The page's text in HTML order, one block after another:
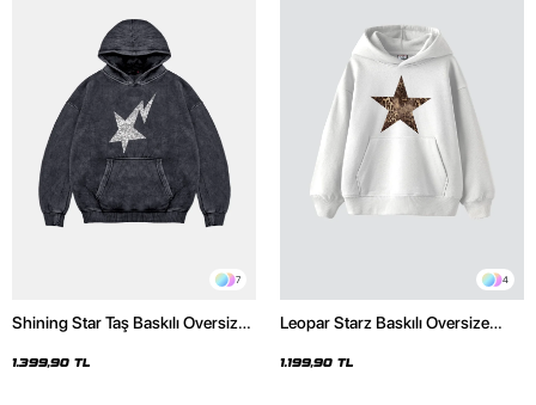
7
Shining Star Taş Baskılı Oversize
Hoodie
1.399,90 TL
4
Leopar Starz Baskılı Oversize
1.199,90 TL